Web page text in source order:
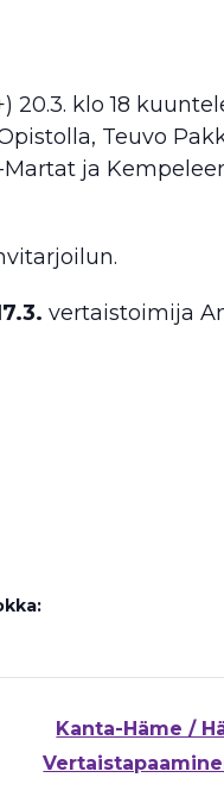
20.3. klo 18
Teuvo
ja
vertaistoimija
Kanta-Häme /